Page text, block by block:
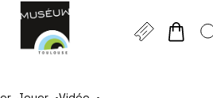
sur les cookies